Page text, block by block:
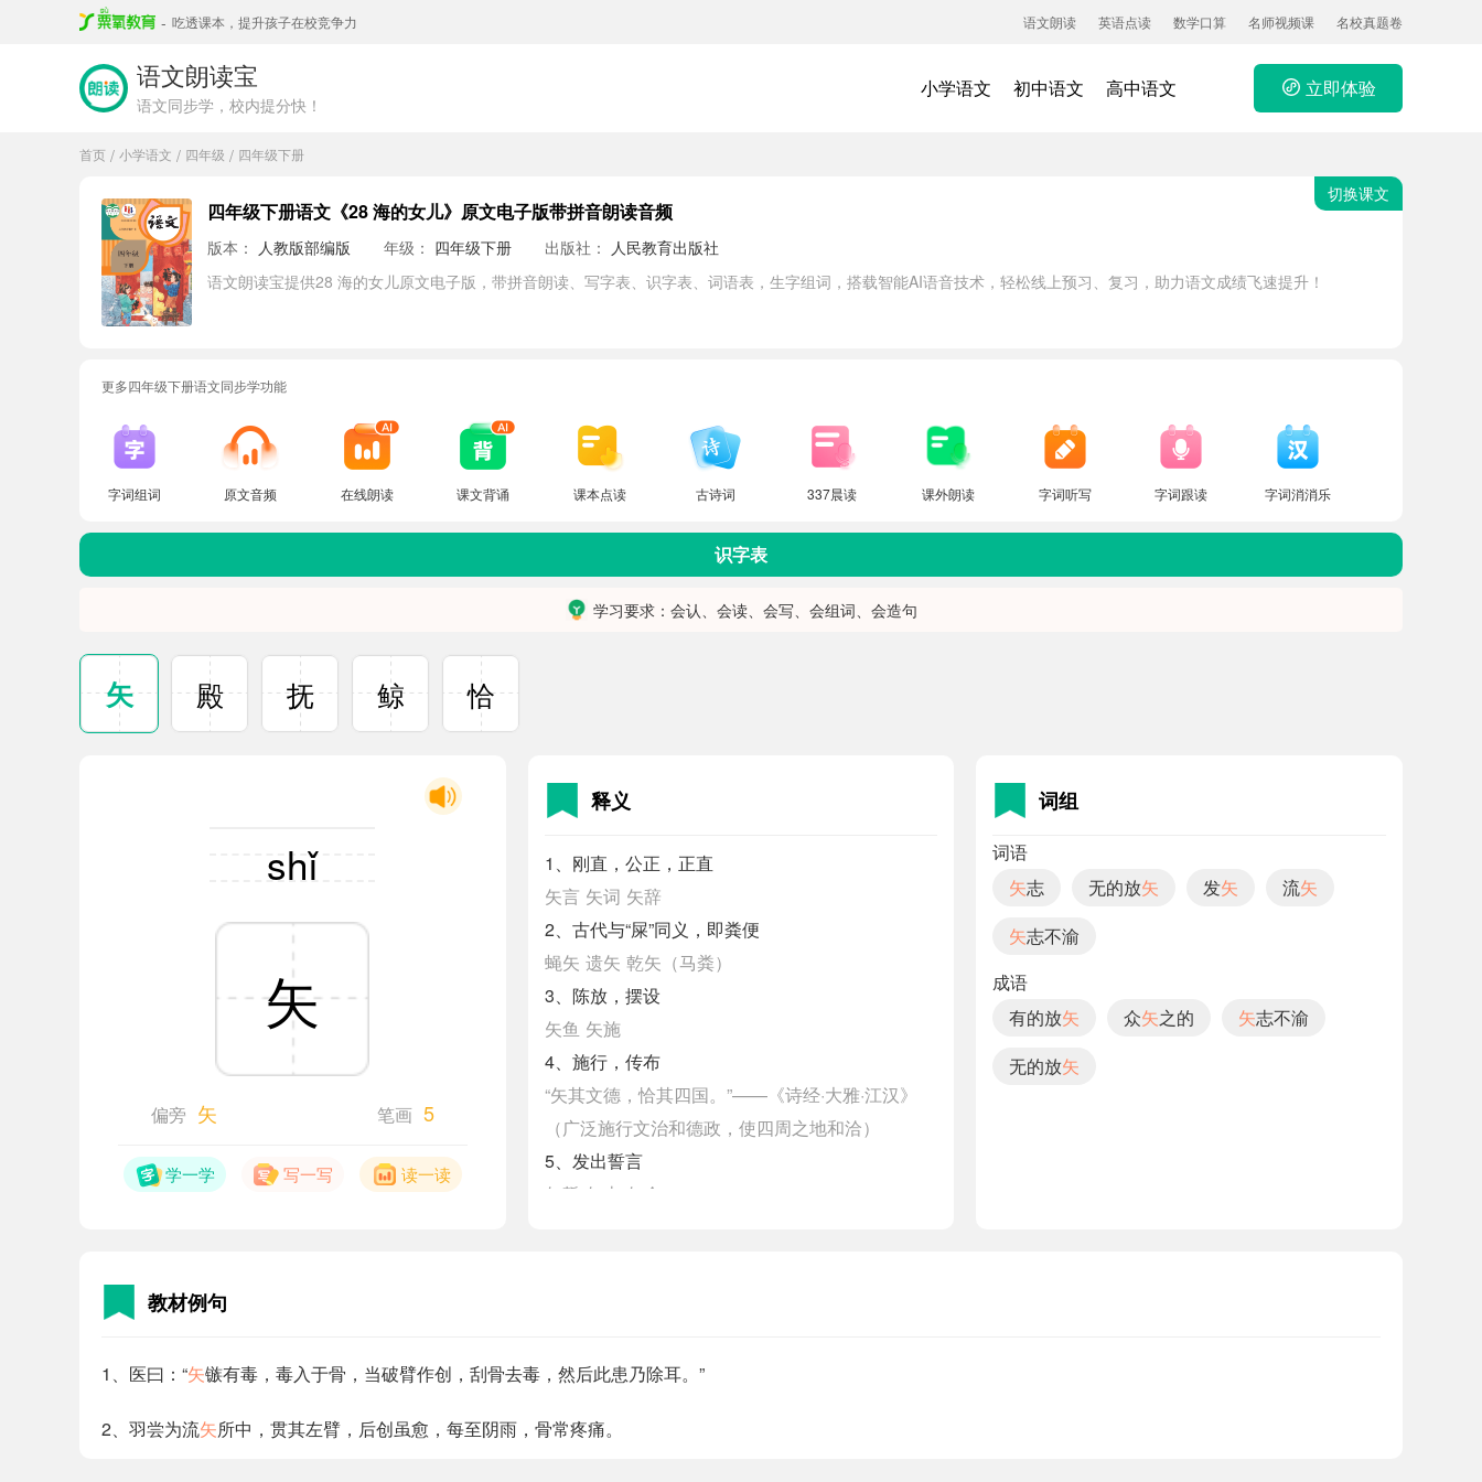
- 吃透课本，提升孩子在校竞争力 语文朗读 英语点读 数学口算 名师视频课 名校真题卷
语文朗读宝
语文同步学，校内提分快！
小学语文 初中语文 高中语文 立即体验
首页 / 小学语文 / 四年级 / 四年级下册
四年级下册语文《28 海的女儿》原文电子版带拼音朗读音频
版本： 人教版部编版 年级： 四年级下册 出版社： 人民教育出版社
语文朗读宝提供28 海的女儿原文电子版，带拼音朗读、写字表、识字表、词语表，生字组词，搭载智能AI语音技术，轻松线上预习、复习，助力语文成绩飞速提升！
切换课文
更多四年级下册语文同步学功能
字词组词 原文音频 在线朗读 课文背诵 课本点读 古诗词 337晨读 课外朗读 字词听写 字词跟读 字词消消乐
识字表
学习要求：会认、会读、会写、会组词、会造句
矢 殿 抚 鲸 恰
shǐ
矢
偏旁 矢 笔画 5
学一学 写一写 读一读
释义
1、刚直，公正，正直
矢言 矢词 矢辞
2、古代与“屎”同义，即粪便
蝇矢 遗矢 乾矢（马粪）
3、陈放，摆设
矢鱼 矢施
4、施行，传布
“矢其文德，恰其四国。”——《诗经·大雅·江汉》
（广泛施行文治和德政，使四周之地和洽）
5、发出誓言
矢誓 矢志
矢命
词组
词语
矢志 无的放矢 发矢 流矢
矢志不渝
成语
有的放矢 众矢之的 矢志不渝
无的放矢
教材例句
1、医曰：“矢镞有毒，毒入于骨，当破臂作创，刮骨去毒，然后此患乃除耳。”
2、羽尝为流矢所中，贯其左臂，后创虽愈，每至阴雨，骨常疼痛。